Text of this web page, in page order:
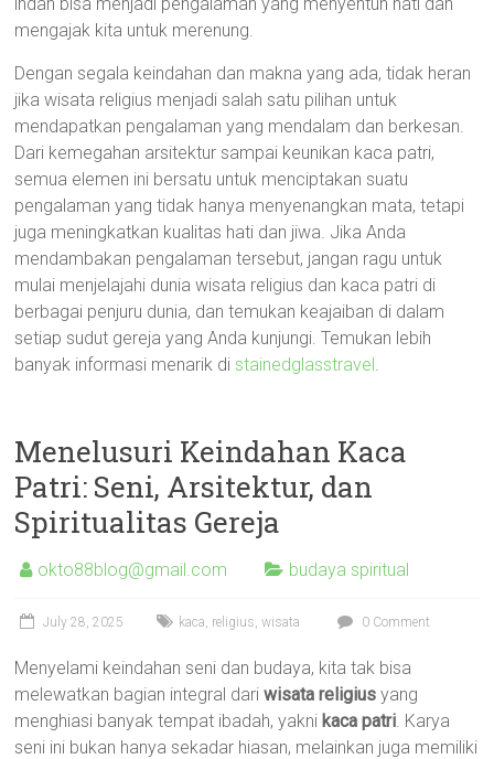
mengajak kita untuk merenung.
Dengan segala keindahan dan makna yang ada, tidak heran
jika wisata religius menjadi salah satu pilihan untuk
mendapatkan pengalaman yang mendalam dan berkesan.
Dari kemegahan arsitektur sampai keunikan kaca patri,
semua elemen ini bersatu untuk menciptakan suatu
pengalaman yang tidak hanya menyenangkan mata, tetapi
juga meningkatkan kualitas hati dan jiwa. Jika Anda
mendambakan pengalaman tersebut, jangan ragu untuk
mulai menjelajahi dunia wisata religius dan kaca patri di
berbagai penjuru dunia, dan temukan keajaiban di dalam
setiap sudut gereja yang Anda kunjungi. Temukan lebih
banyak informasi menarik di stainedglasstravel.
Menelusuri Keindahan Kaca
Patri: Seni, Arsitektur, dan
Spiritualitas Gereja
okto88blog@gmail.com budaya spiritual
July 28, 2025 kaca, religius,wisata 0 Comment
Menyelami keindahan seni dan budaya, kita tak bisa
melewatkan bagian integral dariwisata religius yang
menghiasi banyak tempat ibadah, yakni kaca patri. Karya
seni ini bukan hanya sekadar hiasan, melainkan juga memiliki